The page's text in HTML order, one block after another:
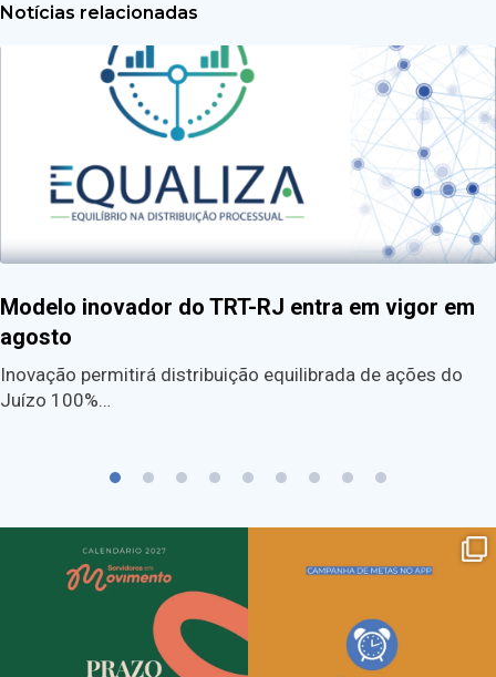
Notícias relacionadas
Modelo inovador do TRT-RJ entra em vigor em
agosto
Inovação permitirá distribuição equilibrada de ações do
Juízo 100%…